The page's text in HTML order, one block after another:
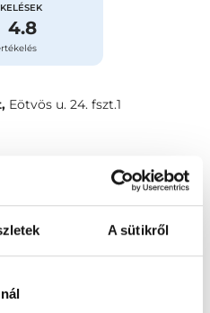
A sütikről
4.8
Eötvös u. 24. fszt.1
Vélemények